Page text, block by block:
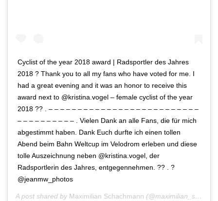
Cyclist of the year 2018 award | Radsportler des Jahres
2018 ? Thank you to all my fans who have voted for me. I
had a great evening and it was an honor to receive this
award next to @kristina.vogel – female cyclist of the year
2018 ?? . – – – – – – – – – – – – – – – – – – – – – – – – – –
– – – – – – – – – – . Vielen Dank an alle Fans, die für mich
abgestimmt haben. Dank Euch durfte ich einen tollen
Abend beim Bahn Weltcup im Velodrom erleben und diese
tolle Auszeichnung neben @kristina.vogel, der
Radsportlerin des Jahres, entgegennehmen. ?? . ?
@jeanmw_photos
A post shared by Maximilian Schachmann (@maximilian_schachmann) on